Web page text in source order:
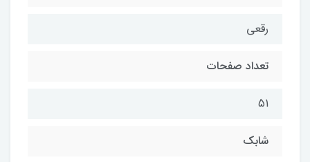
رقعی
تعداد صفحات
51
شابک